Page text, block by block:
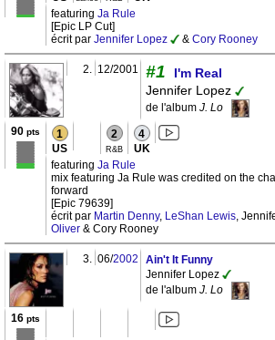
featuring Ja Rule
[Epic LP Cut]
écrit par Jennifer Lopez & Cory Rooney
2. 12/2001 #1
I'm Real
Jennifer Lopez
de l'album J. Lo
90 pts 1
US
2
R&B
4
UK
featuring Ja Rule
mix featuring Ja Rule was credited on the
forward
[Epic 79639]
écrit par Martin Denny, LeShan Lewis ,
Oliver & Cory Rooney
3. 06/2002
Ain't It Funny
Jennifer Lopez
de l'album J. Lo
16 pts